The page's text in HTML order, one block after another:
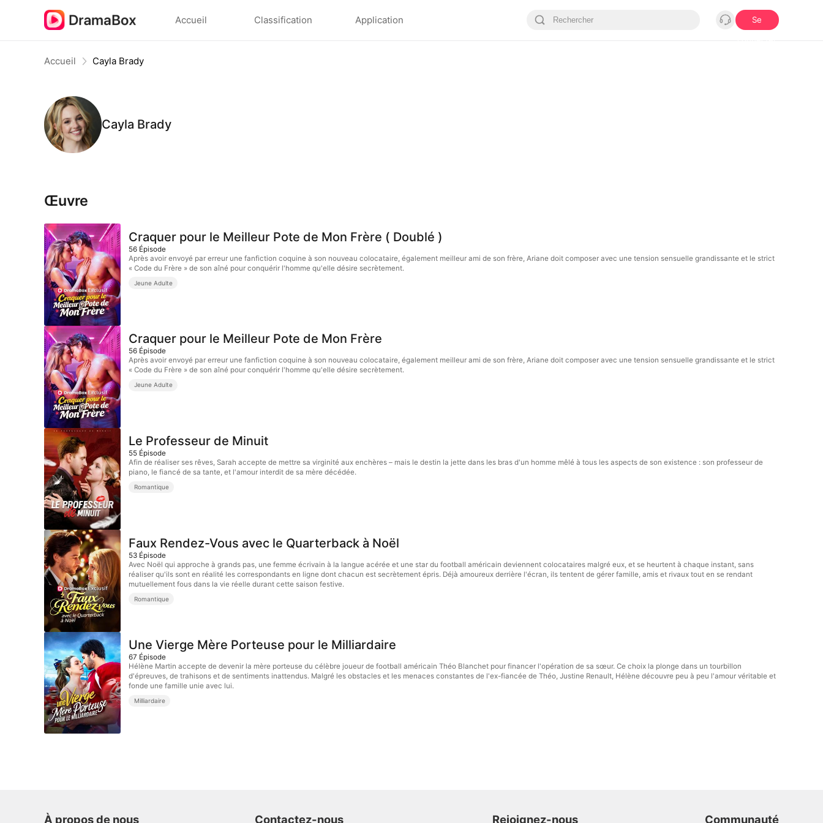
Accueil Classification Application Se
Accueil Cayla Brady
Cayla Brady
Œuvre
Craquer pour le Meilleur Pote de Mon Frère ( Doublé )
56 Épisode
Après avoir envoyé par erreur une fanfiction coquine à son nouveau colocataire, également meilleur ami de son frère, Ariane doit composer avec une tension sensuelle grandissante et le strict
« Code du Frère » de son aîné pour conquérir l'homme qu'elle désire secrètement.
Jeune Adulte
Craquer pour le Meilleur Pote de Mon Frère
56 Épisode
Après avoir envoyé par erreur une fanfiction coquine à son nouveau colocataire, également meilleur ami de son frère, Ariane doit composer avec une tension sensuelle grandissante et le strict
« Code du Frère » de son aîné pour conquérir l'homme qu'elle désire secrètement.
Jeune Adulte
Le Professeur de Minuit
55 Épisode
Afin de réaliser ses rêves, Sarah accepte de mettre sa virginité aux enchères – mais le destin la jette dans les bras d'un homme mêlé à tous les aspects de son existence : son professeur de
piano, le fiancé de sa tante, et l'amour interdit de sa mère décédée.
Romantique
Faux Rendez-Vous avec le Quarterback à Noël
53 Épisode
Avec Noël qui approche à grands pas, une femme écrivain à la langue acérée et une star du football américain deviennent colocataires malgré eux, et se heurtent à chaque instant, sans
réaliser qu'ils sont en réalité les correspondants en ligne dont chacun est secrètement épris. Déjà amoureux derrière l'écran, ils tentent de gérer famille, amis et rivaux tout en se rendant
mutuellement fous dans la vie réelle durant cette saison festive.
Romantique
Une Vierge Mère Porteuse pour le Milliardaire
67 Épisode
Hélène Martin accepte de devenir la mère porteuse du célèbre joueur de football américain Théo Blanchet pour financer l'opération de sa sœur. Ce choix la plonge dans un tourbillon
d'épreuves, de trahisons et de sentiments inattendus. Malgré les obstacles et les menaces constantes de l'ex-fiancée de Théo, Justine Renault, Hélène découvre peu à peu l'amour véritable et
fonde une famille unie avec lui.
Milliardaire
À propos de nous Contactez-nous Rejoignez-nous Communauté